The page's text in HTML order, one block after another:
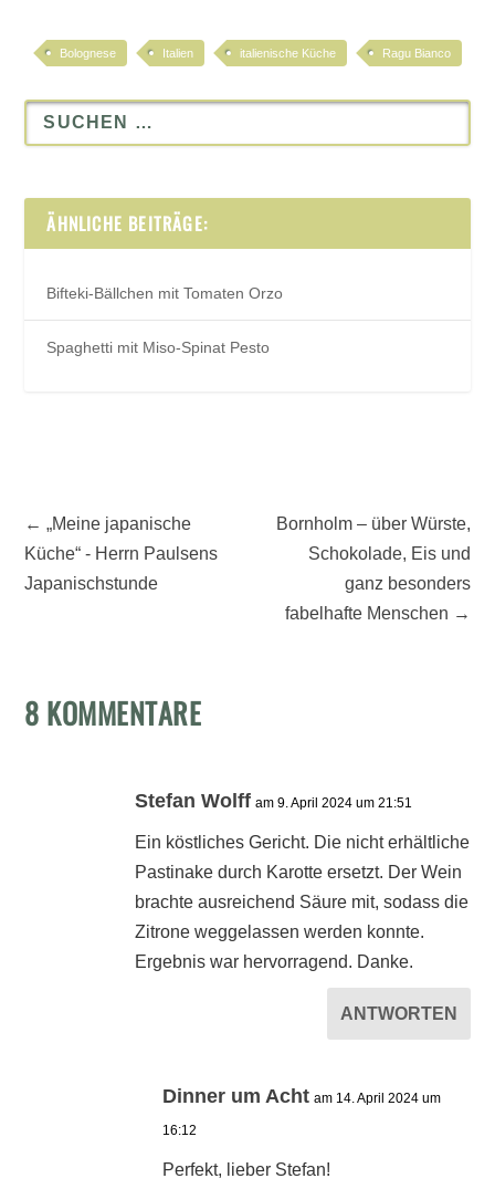
Bolognese Italien italienische Küche Ragu Bianco
ÄHNLICHE BEITRÄGE:
Bifteki-Bällchen mit Tomaten Orzo
Spaghetti mit Miso-Spinat Pesto
←„Meine japanische
Küche“ - Herrn Paulsens
Japanischstunde
Bornholm – über Würste,
Schokolade, Eis und
ganz besonders
fabelhafte Menschen →
8 KOMMENTARE
Stefan Wolff am 9. April 2024 um 21:51
Ein köstliches Gericht. Die nicht erhältliche
Pastinake durch Karotte ersetzt. Der Wein
brachte ausreichend Säure mit, sodass die
Zitrone weggelassen werden konnte.
Ergebnis war hervorragend. Danke.
ANTWORTEN
Dinner um Acht am 14. April 2024 um
16:12
Perfekt, lieber Stefan!